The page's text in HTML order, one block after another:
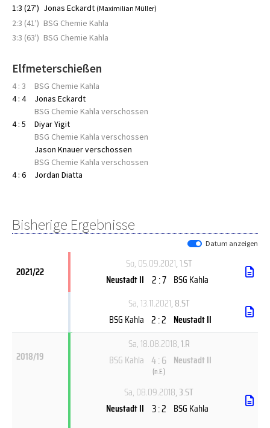
1:3 (27') Jonas Eckardt (Maximilian Müller)
2:3 (41') BSG Chemie Kahla
3:3 (63') BSG Chemie Kahla
Elfmeterschießen
4 : 3
BSG Chemie Kahla
4 : 4
Jonas Eckardt
BSG Chemie Kahla verschossen
4 : 5
Diyar Yigit
BSG Chemie Kahla verschossen
Jason Knauer verschossen
BSG Chemie Kahla verschossen
4 : 6
Jordan Diatta
Bisherige Ergebnisse
Datum anzeigen
2021/22
So, 05.09.2021, 1.ST
Neustadt II 2 : 7 BSG Kahla
Sa, 13.11.2021, 8.ST
BSG Kahla 2 : 2 Neustadt II
2018/19
Sa, 18.08.2018, 1.R
BSG Kahla 4 : 6
(n.E.)
Neustadt II
Sa, 08.09.2018, 3.ST
Neustadt II 3 : 2 BSG Kahla